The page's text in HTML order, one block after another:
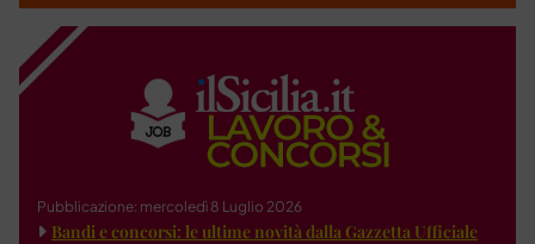
Pubblicazione: mercoledì 8 Luglio 2026
Bandi e concorsi: le ultime novità dalla Gazzetta Ufficiale